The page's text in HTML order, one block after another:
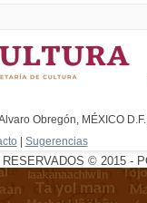
Obregón, MÉXICO
| Sugerencias
© 2015 -